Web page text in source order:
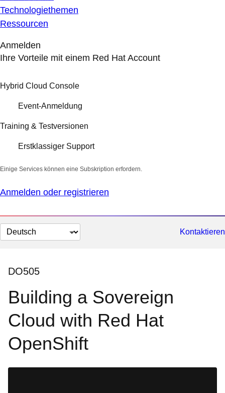
Technologiethemen
Ressourcen
Anmelden
Ihre Vorteile mit einem Red Hat Account
Hybrid Cloud Console
Event-Anmeldung
Training & Testversionen
Erstklassiger Support
Einige Services können eine Subskription erfordern.
Anmelden oder registrieren
Sprache
auswählen
Kontaktieren
DO505
Building a Sovereign
Cloud with Red Hat
OpenShift